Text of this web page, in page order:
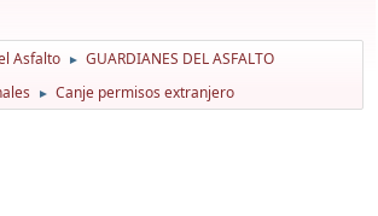
Asfalto ► GUARDIANES DEL ASFALTO
► Canje permisos extranjero